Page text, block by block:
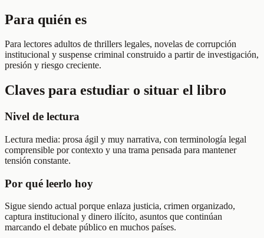
Para quién es
Para lectores adultos de thrillers legales, novelas de corrupción
institucional y suspense criminal construido a partir de investigación,
presión y riesgo creciente.
Claves para estudiar o situar el libro
Nivel de lectura
Lectura media: prosa ágil y muy narrativa, con terminología legal
comprensible por contexto y una trama pensada para mantener
tensión constante.
Por qué leerlo hoy
Sigue siendo actual porque enlaza justicia, crimen organizado,
captura institucional y dinero ilícito, asuntos que continúan
marcando el debate público en muchos países.